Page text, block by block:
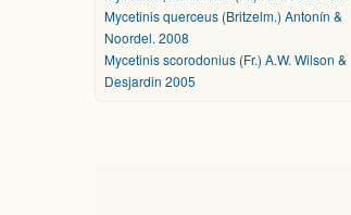
Mycetinis querceus (Britzelm.) Antonín &
Noordel. 2008
Mycetinis scorodonius (Fr.) A.W. Wilson &
Desjardin 2005